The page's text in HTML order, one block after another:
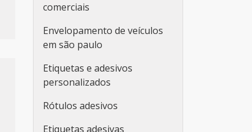
comerciais
Envelopamento de veículos
em são paulo
Etiquetas e adesivos
personalizados
Rótulos adesivos
Etiquetas adesivas